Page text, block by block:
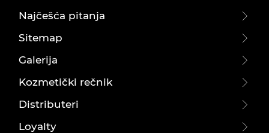
Najčešća pitanja
Sitemap
Galerija
Kozmetički rečnik
Distributeri
Loyalty